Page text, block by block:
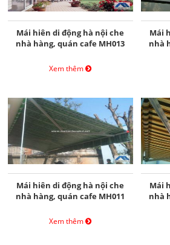
Mái hiên di động hà nội che
nhà hàng, quán cafe MH013
Xem thêm
Mái
nhà
Mái hiên di động hà nội che
nhà hàng, quán cafe MH011
Xem thêm
Mái
nhà